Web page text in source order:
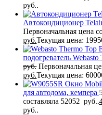
руб..
Автокондиционер
Первоначальная цена
руб.Текущая цена:
подогреватель
руб. Первоначальная
руб.Текущая цена:
Окно
для автодома, кемпера
составляла 52052 руб..
руб..